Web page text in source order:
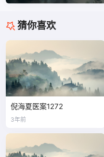
猜你喜欢
倪海夏医案1272
3年前